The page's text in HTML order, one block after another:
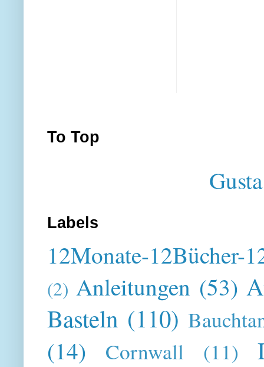
To Top
Labels
12Monate-12Bücher-
(2) Anleitungen (53)
Basteln (110)
(14) Cornwall (11)